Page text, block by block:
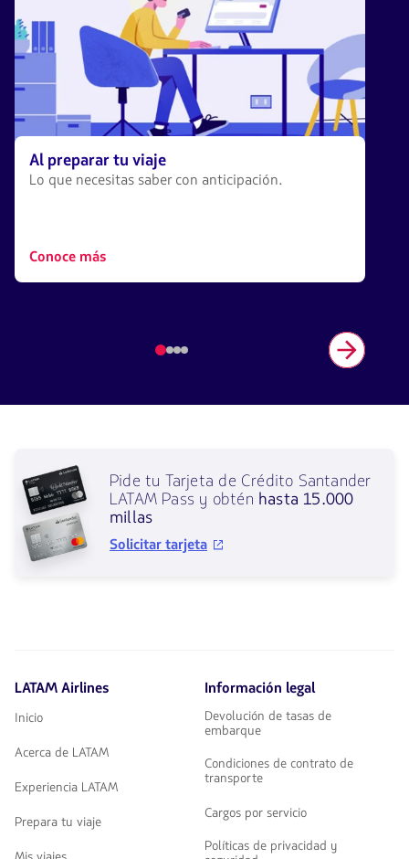
Al preparar tu viaje
Lo que necesitas saber con anticipación.
Conoce más
Elemento
de
Tarjeta
de
Crédito
Santander
LATAM
hacer
en
banner
enviado
un
formulario
para
Pide tu Tarjeta de Crédito Santander
LATAM Pass y obtén hasta 15.000
millas
Solicitar tarjetaSe
LATAM Airlines
Inicio
Acerca de LATAM
Experiencia LATAM
Prepara tu viaje
Información legal
Devolución de tasas de
embarque
Condiciones de contrato de
transporte
Cargos por servicio
Políticas de privacidad y